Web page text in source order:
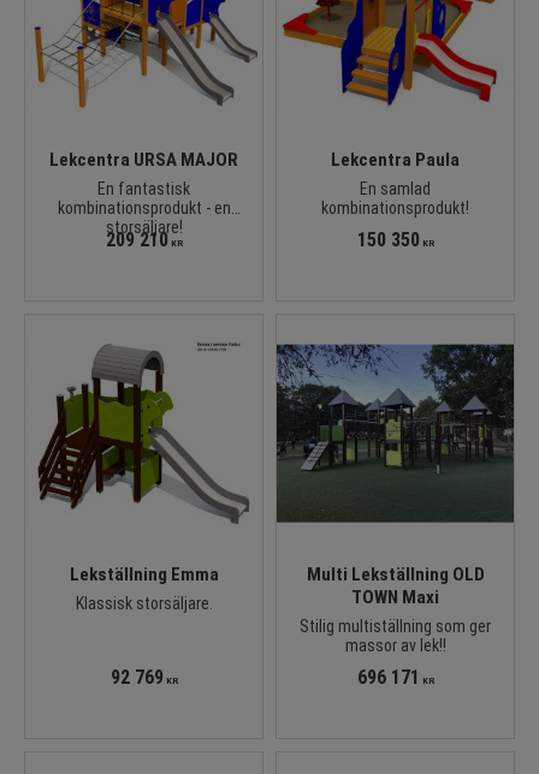
Lekcentra URSA MAJOR
En fantastisk
kombinationsprodukt - en
storsäljare!
209 210KR
Lekcentra Paula
En samlad
kombinationsprodukt!
150 350KR
Lekställning Emma
Klassisk storsäljare.
92 769 KR
Multi Lekställning OLD
TOWN Maxi
Stilig multiställning som ger
massor av lek!!
696 171 KR